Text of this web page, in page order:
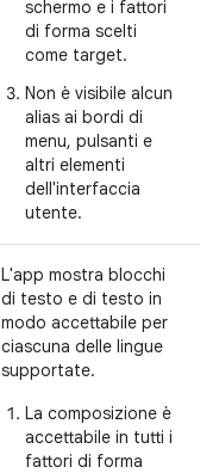
schermo e i fattori
di forma scelti
come target.
Non è visibile alcun
alias ai bordi di
menu, pulsanti e
altri elementi
dell'interfaccia
utente.
L'app mostra blocchi
di testo e di testo in
modo accettabile per
ciascuna delle lingue
supportate.
La composizione è
accettabile in tutti i
fattori di forma